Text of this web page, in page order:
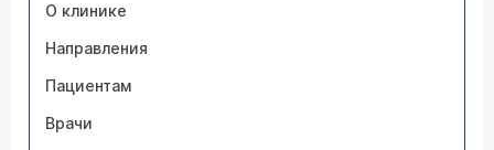
О клинике
Направления
Пациентам
Врачи